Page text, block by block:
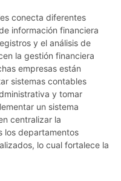
conecta diferentes
información financiera
y el análisis de
la gestión financiera
empresas están
sistemas contables
y tomar
un sistema
centralizar la
los departamentos
lo cual fortalece la